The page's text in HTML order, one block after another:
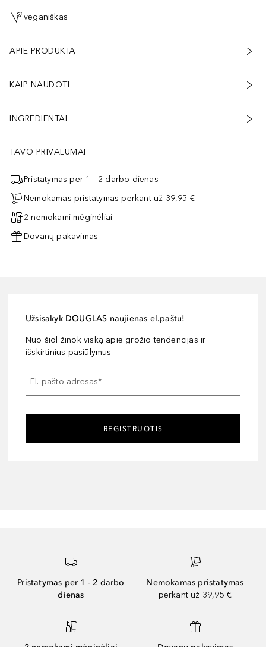
veganiškas
APIE PRODUKTĄ
KAIP NAUDOTI
INGREDIENTAI
TAVO PRIVALUMAI
Pristatymas per 1 - 2 darbo dienas
Nemokamas pristatymas perkant už 39,95 €
2 nemokami mėginėliai
Dovanų pakavimas
Užsisakyk DOUGLAS naujienas el.paštu!
Nuo šiol žinok viską apie grožio tendencijas ir
išskirtinius pasiūlymus
El. pašto adresas*
REGISTRUOTIS
Pristatymas per 1 - 2 darbo
dienas
Nemokamas pristatymas
perkant už 39,95 €